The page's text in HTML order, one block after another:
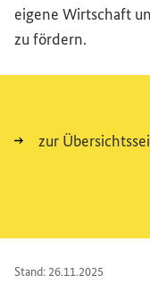
eigene Wirtschaft
zu fördern.
zur
Stand: 26.11.2025